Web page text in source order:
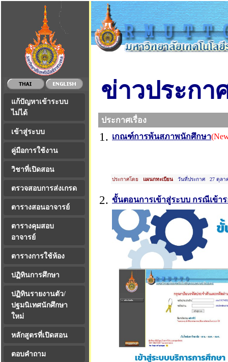
แก้ปัญหาเข้าระบบ
ไม่ได้
เข้าสู่ระบบ
คู่มือการใช้งาน
วิชาที่เปิดสอน
ตรวจสอบการส่งเกรด
ตารางสอนอาจารย์
ตารางคุมสอบ
อาจารย์
ตารางการใช้ห้อง
ปฏิทินการศึกษา
ปฏิทินรายงานตัว/
ปฐมนิเทศนักศึกษา
ใหม่
หลักสูตรที่เปิดสอน
ตอบคำถาม
ข่าวประกา
ประกาศเรื่อง
1. เกณฑ์การพ้นสภาพนักศึกษา
ประกาศโดย แผนกทะเบียน วันที่ประกาศ 27 ตุลา
2. ขั้นตอนการเข้าสู่ระบบ กรณีเข้า